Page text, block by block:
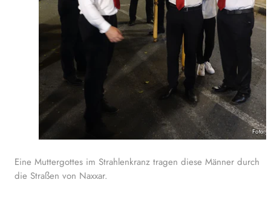
Foto:
Eine Muttergottes im Strahlenkranz tragen diese Männer durch
die Straßen von Naxxar.